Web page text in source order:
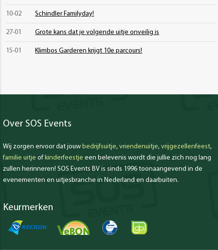
10-02 Schindler Familyday!
27-01 Grote kans dat je volgende uitje onveilig is
15-01 Klimbos Garderen krijgt 10e parcours!
Over SOS Events
Wij zorgen ervoor dat jouw bedrijfsuitje, vriendenuitje, vrijgezellenfeest,
familie uitje of kinderfeestje een belevenis wordt die jullie zich nog lang
zullen herinneren! SOS Events BV is sinds 1996 toonaangevend in de
evenementen en uitjesbranche in Nederland en daarbuiten.
Keurmerken